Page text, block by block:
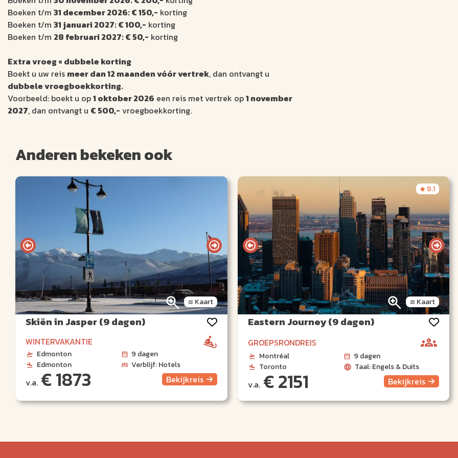
Boeken t/m 31 december 2026: € 150,- korting
Boeken t/m 31 januari 2027: € 100,- korting
Boeken t/m 28 februari 2027: € 50,- korting
Extra vroeg = dubbele korting
Boekt u uw reis meer dan 12 maanden vóór vertrek, dan ontvangt u
dubbele vroegboekkorting.
Voorbeeld: boekt u op1 oktober 2026 een reis met vertrek op1 november
2027, dan ontvangt u € 500,- vroegboekkorting.
Anderen bekeken ook
Kaart
Skiën in Jasper (9 dagen)
WINTERVAKANTIE
Edmonton
9 dagen
Edmonton
Verblijf: Hotels
v.a. € 1873 Bekijkreis
8.1
Kaart
Eastern Journey (9 dagen)
GROEPSRONDREIS
Montréal
9 dagen
Toronto
Taal: Engels & Duits
v.a. € 2151 Bekijkreis